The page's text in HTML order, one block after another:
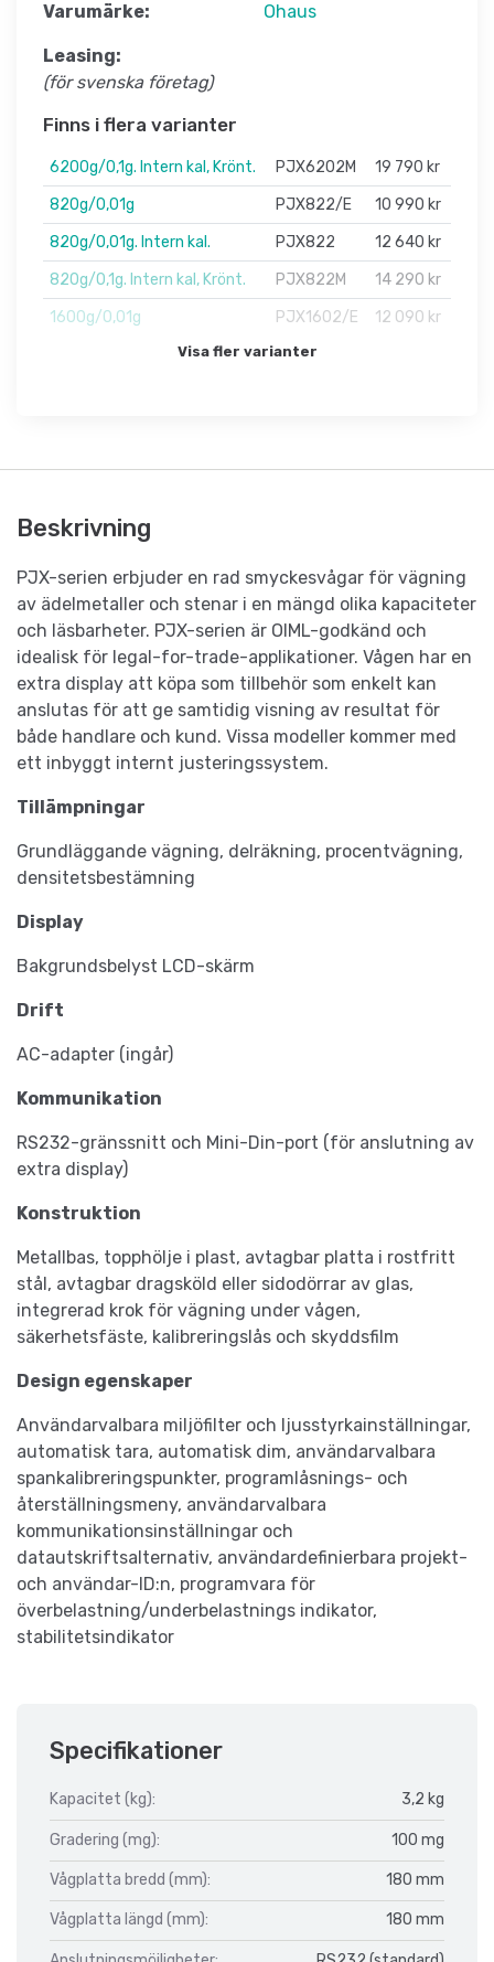
Varumärke: Ohaus
Leasing:
(för svenska företag)
Finns i flera varianter
6200g/0,1g. Intern kal, Krönt. PJX6202M
19 790 kr
820g/0,01g
PJX822/E
10 990 kr
820g/0,01g. Intern kal.
PJX822
12 640 kr
820g/0,1g. Intern kal, Krönt.
PJX822M
14 290 kr
1600g/0,01g
PJX1602/E 12 090 kr
Visa fler varianter
Beskrivning
PJX-serien erbjuder en rad smyckesvågar för vägning
av ädelmetaller och stenar i en mängd olika kapaciteter
och läsbarheter. PJX-serien är OIML-godkänd och
idealisk för legal-for-trade-applikationer. Vågen har en
extra display att köpa som tillbehör som enkelt kan
anslutas för att ge samtidig visning av resultat för
både handlare och kund. Vissa modeller kommer med
ett inbyggt internt justeringssystem.
Tillämpningar
Grundläggande vägning, delräkning, procentvägning,
densitetsbestämning
Display
Bakgrundsbelyst LCD-skärm
Drift
AC-adapter (ingår)
Kommunikation
RS232-gränssnitt och Mini-Din-port (för anslutning av
extra display)
Konstruktion
Metallbas, topphölje i plast, avtagbar platta i rostfritt
stål, avtagbar dragsköld eller sidodörrar av glas,
integrerad krok för vägning under vågen,
säkerhetsfäste, kalibreringslås och skyddsfilm
Design egenskaper
Användarvalbara miljöfilter och ljusstyrkainställningar,
automatisk tara, automatisk dim, användarvalbara
spankalibreringspunkter, programlåsnings- och
återställningsmeny, användarvalbara
kommunikationsinställningar och
datautskriftsalternativ, användardefinierbara projekt-
och användar-ID:n, programvara för
överbelastning/underbelastnings indikator,
stabilitetsindikator
Specifikationer
Kapacitet (kg): 3,2 kg
Gradering (mg): 100 mg
Vågplatta bredd (mm): 180 mm
Vågplatta längd (mm): 180 mm